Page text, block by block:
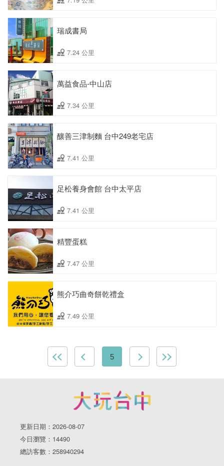
瑞成書局
7.24 公里
萬益食品-中山店
7.34 公里
釀善三津制麵 台中249老宅店
7.41 公里
足松養身會館 台中太平店
7.41 公里
精豐蛋糕
7.47 公里
熊介巧曲奇餅乾禮盒
7.49 公里
5
更新日期：2026-08-07
今日瀏覽：14490
總訪客數：258940294